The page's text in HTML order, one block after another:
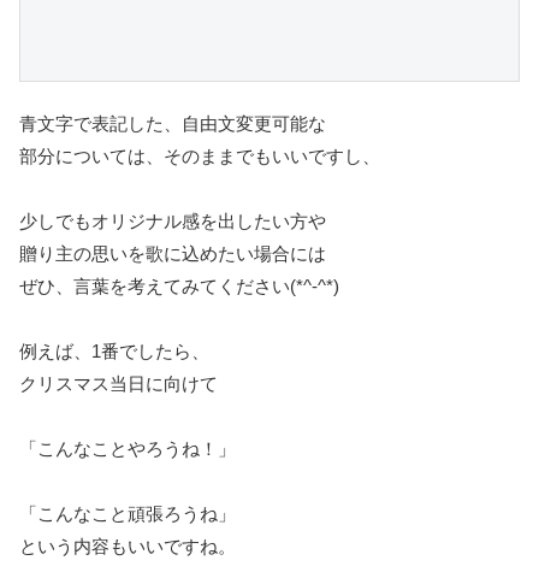
青文字で表記した、自由文変更可能な
部分については、そのままでもいいですし、
少しでもオリジナル感を出したい方や
贈り主の思いを歌に込めたい場合には
ぜひ、言葉を考えてみてください(*^-^*)
例えば、1番でしたら、
クリスマス当日に向けて
「こんなことやろうね！」
「こんなこと頑張ろうね」
という内容もいいですね。